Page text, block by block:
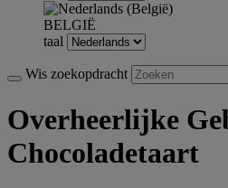
BELGIË
taal
Wis zoekopdracht
Overheerlijke
Chocoladetaart